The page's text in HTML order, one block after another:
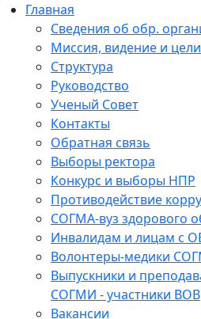
Главная
Сведения об обр.
Миссия, видение и цели
Структура
Руководство
Ученый Совет
Контакты
Обратная связь
Выборы ректора
Конкурс и выборы НПР
Противодействие
СОГМА-вуз здорового
Инвалидам и лицам с
Волонтеры-медики
Выпускники и
СОГМИ - участники ВОВ
Вакансии